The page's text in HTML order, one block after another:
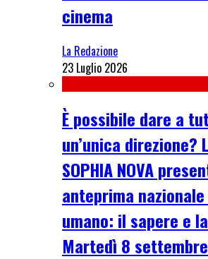
cinema
La Redazione
23 Luglio 2026
È possibile dare a
un’unica direzione?
SOPHIA NOVA
anteprima nazionale
umano: il sapere e
Martedì 8